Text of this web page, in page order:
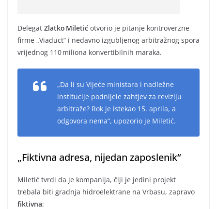
Delegat Zlatko Miletić otvorio je pitanje kontroverzne
firme „Viaduct“ i nedavno izgubljenog arbitražnog spora
vrijednog 110 miliona konvertibilnih maraka.
„Da li su Vijeće ministara i nadležne
institucije podnijele zahtjev za reviziju
arbitraže? Rok je istekao 15. aprila, a
odgovora nema“, upozorio je Miletić.
„Fiktivna adresa, nijedan zaposlenik“
Miletić tvrdi da je kompanija, čiji je jedini projekt
trebala biti gradnja hidroelektrane na Vrbasu, zapravo
fiktivna: